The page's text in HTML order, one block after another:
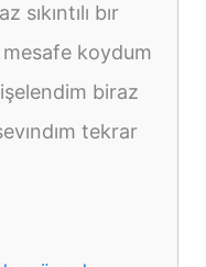
sıkıntılı bır
mesafe koydum
biraz
tekrar